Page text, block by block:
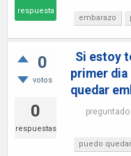
respuesta
embarazo
0
votos
0
respuestas
Si estoy
primer dia
quedar
preguntado
puedo